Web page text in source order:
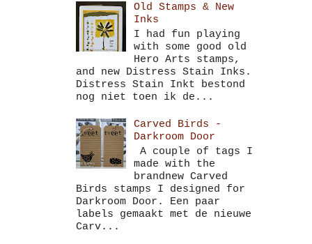
Old Stamps & New
Inks
I had fun playing
with some good old
Hero Arts stamps,
and new Distress Stain Inks.
Distress Stain Inkt bestond
nog niet toen ik de...
Carved Birds -
Darkroom Door
A couple of tags I
made with the
brandnew Carved
Birds stamps I designed for
Darkroom Door. Een paar
labels gemaakt met de nieuwe
Carv...